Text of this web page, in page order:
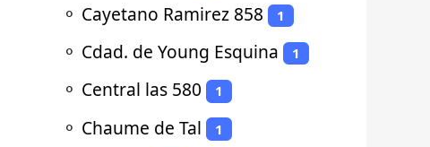
⚬ Cayetano Ramirez 858 1
⚬ Cdad. de Young Esquina 1
⚬ Central las 580 1
⚬ Chaume de Tal 1